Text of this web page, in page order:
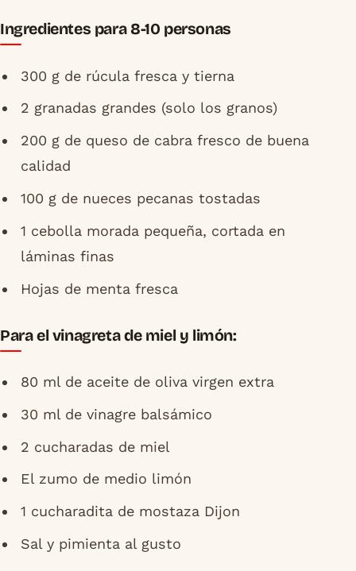
Ingredientes para 8-10 personas
300 g de rúcula fresca y tierna
2 granadas grandes (solo los granos)
200 g de queso de cabra fresco de buena
calidad
100 g de nueces pecanas tostadas
1 cebolla morada pequeña, cortada en
láminas finas
Hojas de menta fresca
Para el vinagreta de miel y limón:
80 ml de aceite de oliva virgen extra
30 ml de vinagre balsámico
2 cucharadas de miel
El zumo de medio limón
1 cucharadita de mostaza Dijon
Sal y pimienta al gusto